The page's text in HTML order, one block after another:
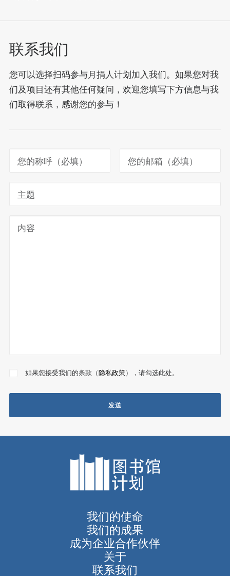
联系我们
您可以选择扫码参与月捐人计划加入我们。如果您对我
们及项目还有其他任何疑问，欢迎您填写下方信息与我
们取得联系，感谢您的参与！
如果您接受我们的条款（隐私政策），请勾选此处。
我们的使命
我们的成果
成为企业合作伙伴
关于
联系我们